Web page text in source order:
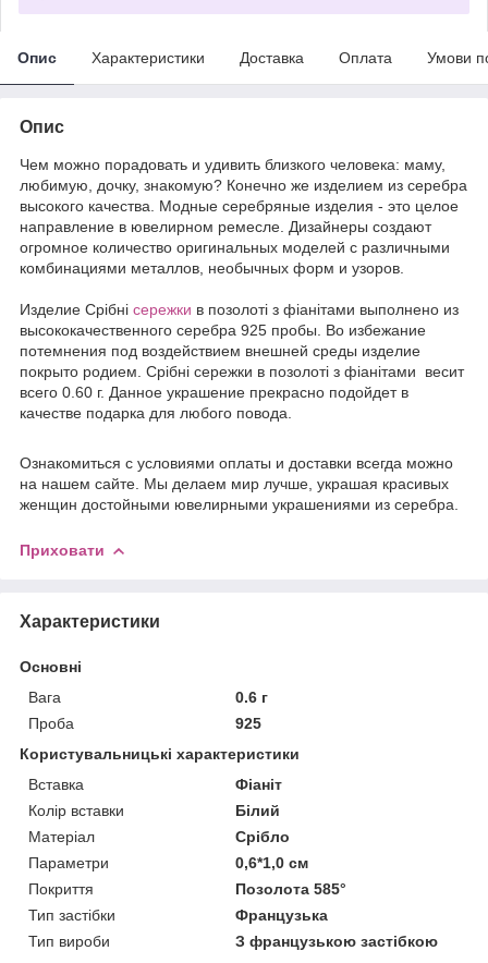
Опис Характеристики Доставка Оплата Умови
Опис
Чем можно порадовать и удивить близкого человека: маму,
любимую, дочку, знакомую? Конечно же изделием из серебра
высокого качества. Модные серебряные изделия - это целое
направление в ювелирном ремесле. Дизайнеры создают
огромное количество оригинальных моделей с различными
комбинациями металлов, необычных форм и узоров.
Изделие Срібні сережки в позолоті з фіанітами выполнено из
высококачественного серебра 925 пробы. Во избежание
потемнения под воздействием внешней среды изделие
покрыто родием. Срібні сережки в позолоті з фіанітами весит
всего 0.60 г. Данное украшение прекрасно подойдет в
качестве подарка для любого повода.
Ознакомиться с условиями оплаты и доставки всегда можно
на нашем сайте. Мы делаем мир лучше, украшая красивых
женщин достойными ювелирными украшениями из серебра.
Приховати
Характеристики
Основні
Вага
0.6 г
Проба
925
Користувальницькі характеристики
Вставка
Фіаніт
Колір вставки
Білий
Матеріал
Срібло
Параметри
0,6*1,0 см
Покриття
Позолота 585°
Тип застібки
Французька
Тип вироби
З французькою застібкою